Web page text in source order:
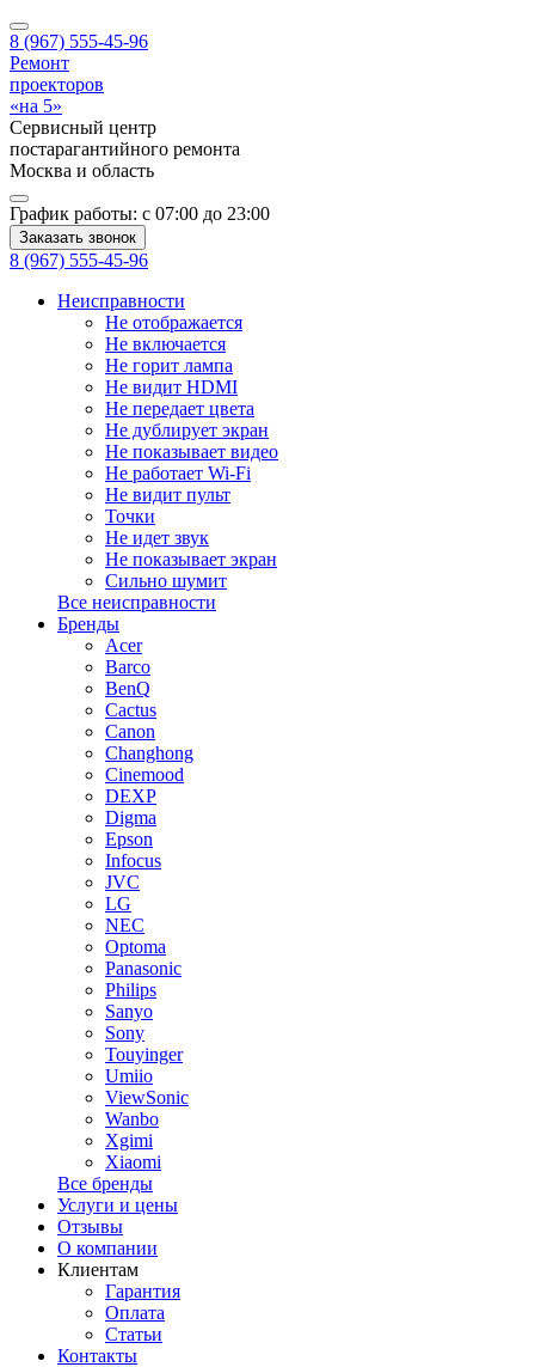
8 (967) 555-45-96
Ремонт
проекторов
«на 5»
Сервисный центр
постарагантийного ремонта
Москва и область
График работы: с 07:00 до 23:00
Заказать звонок
8 (967) 555-45-96
Неисправности
Не отображается
Не включается
Не горит лампа
Не видит HDMI
Не передает цвета
Не дублирует экран
Не показывает видео
Не работает Wi-Fi
Не видит пульт
Точки
Не идет звук
Не показывает экран
Сильно шумит
Все неисправности
Бренды
Acer
Barco
BenQ
Cactus
Canon
Changhong
Cinemood
DEXP
Digma
Epson
Infocus
JVC
LG
NEC
Optoma
Panasonic
Philips
Sanyo
Sony
Touyinger
Umiio
ViewSonic
Wanbo
Xgimi
Xiaomi
Все бренды
Услуги и цены
Отзывы
О компании
Клиентам
Гарантия
Оплата
Статьи
Контакты